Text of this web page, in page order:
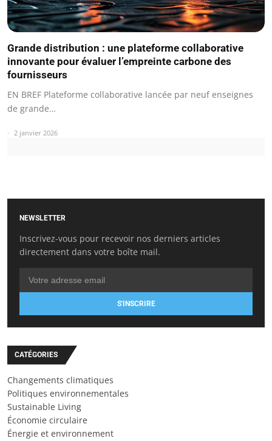
Grande distribution : une plateforme collaborative
innovante pour évaluer l’empreinte carbone des
fournisseurs
EN BREF Plateforme collaborative lancée par neuf enseignes
de grande…
2 janvier 2026
NEWSLETTER
Inscrivez-vous pour recevoir nos derniers articles
directement dans votre boîte mail.
S'INSCRIRE
CATÉGORIES
Changements climatiques
Politiques environnementales
Sustainable Living
Économie circulaire
Énergie et environnement